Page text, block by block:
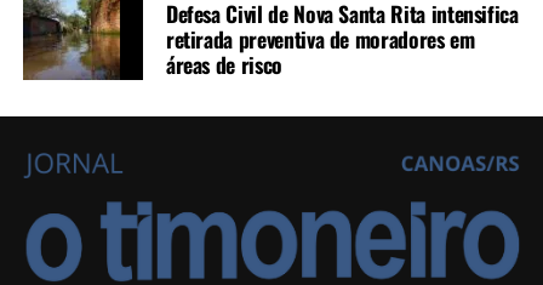
Defesa Civil de Nova Santa Rita intensifica
retirada preventiva de moradores em
áreas de risco